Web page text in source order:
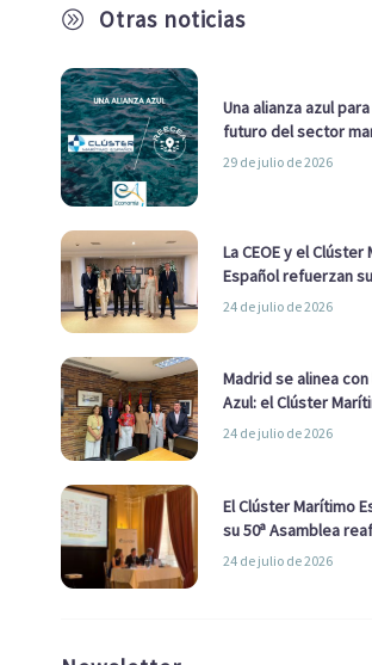
A Otras noticias
Una alianza azul
futuro del sector
29 de julio de 2026
La CEOE y el Clúster
Español refuerzan
impulsar una
24 de julio de 2026
Madrid se alinea
Azul: el Clúster
la Real Liga Naval
24 de julio de 2026
El Clúster Marítimo
su 50ª Asamblea
liderazgo en la
24 de julio de 2026